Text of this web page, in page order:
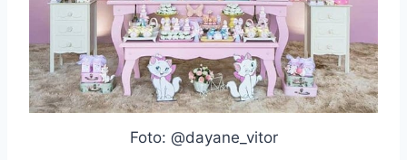
Foto: @dayane_vitor